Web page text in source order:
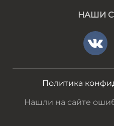
НАШИ
Политика
Нашли на сайте